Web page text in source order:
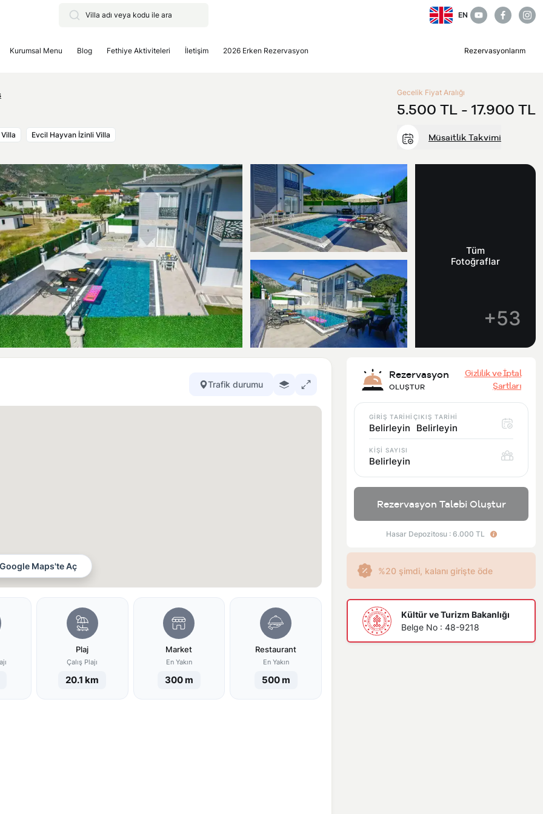
EN
Kurumsal Menu Blog Fethiye Aktiviteleri İletişim 2026 Erken Rezervasyon Rezervasyonlarım
Evcil Hayvan İzinli Villa
Gecelik Fiyat Aralığı
5.500 TL - 17.900 TL
Müsaitlik Takvimi
Tüm
Fotoğraflar
+53
Trafik durumu
Google Maps'te Aç
Plaj
Çalış Plajı
20.1 km
Market
En Yakın
300 m
Restaurant
En Yakın
500 m
Rezervasyon
OLUŞTUR
Gizlilik ve İptal
Şartları
GİRİŞ TARİHİ
Belirleyin
ÇIKIŞ TARİHİ
Belirleyin
KİŞİ SAYISI
Belirleyin
Rezervasyon Talebi Oluştur
Hasar Depozitosu : 6.000 TL
%20 şimdi, kalanı girişte öde
Kültür ve Turizm Bakanlığı
Belge No : 48-9218